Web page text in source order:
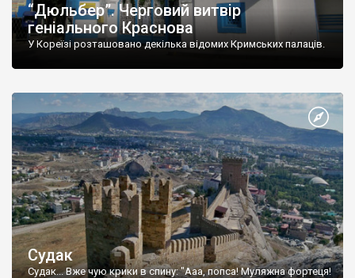
“Дюльбер”. Черговий витвір
геніального Краснова
У Кореїзі розташовано декілька відомих Кримських палаців.
Судак
Судак... Вже чую крики в спину: "Ааа, попса! Муляжна фортеця!